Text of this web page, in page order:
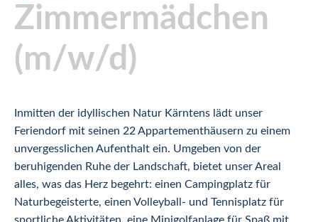
Zimmermädchen
(m/w/d)
Inmitten der idyllischen Natur Kärntens lädt unser
Feriendorf mit seinen 22 Appartementhäusern zu einem
unvergesslichen Aufenthalt ein. Umgeben von der
beruhigenden Ruhe der Landschaft, bietet unser Areal
alles, was das Herz begehrt: einen Campingplatz für
Naturbegeisterte, einen Volleyball- und Tennisplatz für